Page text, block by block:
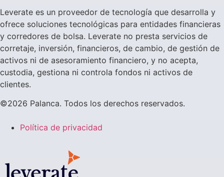
Leverate es un proveedor de tecnología que desarrolla y
ofrece soluciones tecnológicas para entidades financieras
y corredores de bolsa. Leverate no presta servicios de
corretaje, inversión, financieros, de cambio, de gestión de
activos ni de asesoramiento financiero, y no acepta,
custodia, gestiona ni controla fondos ni activos de
clientes.
©2026 Palanca. Todos los derechos reservados.
Política de privacidad